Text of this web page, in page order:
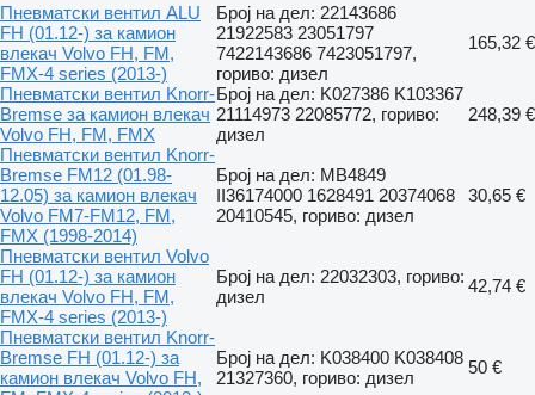
Пневматски вентил ALU
FH (01.12-) за камион
влекач Volvo FH, FM,
FMX-4 series (2013-)
Број на дел: 22143686
21922583 23051797
7422143686 7423051797,
гориво: дизел
165,32 €
Пневматски вентил Knorr-
Bremse за камион влекач
Volvo FH, FM, FMX
Број на дел: K027386 K103367
21114973 22085772, гориво:
дизел
248,39 €
Пневматски вентил Knorr-
Bremse FM12 (01.98-
12.05) за камион влекач
Volvo FM7-FM12, FM,
FMX (1998-2014)
Број на дел: MB4849
II36174000 1628491 20374068
20410545, гориво: дизел
30,65 €
Пневматски вентил Volvo
FH (01.12-) за камион
влекач Volvo FH, FM,
FMX-4 series (2013-)
Број на дел: 22032303, гориво:
дизел
42,74 €
Пневматски вентил Knorr-
Bremse FH (01.12-) за
камион влекач Volvo FH,
Број на дел: K038400 K038408
21327360, гориво: дизел
50 €